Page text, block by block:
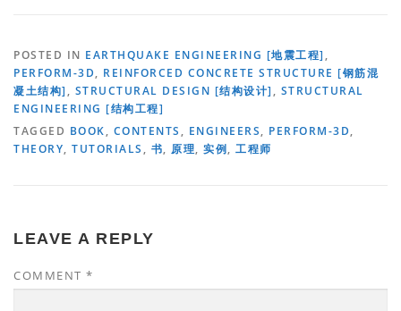
POSTED IN EARTHQUAKE ENGINEERING [地震工程] ,
PERFORM-3D, REINFORCED CONCRETE STRUCTURE [钢筋混
凝土结构] , STRUCTURAL DESIGN [结构设计] , STRUCTURAL
ENGINEERING [结构工程]
TAGGED BOOK, CONTENTS , ENGINEERS, PERFORM-3D,
THEORY, TUTORIALS , 书, 原理, 实例, 工程师
LEAVE A REPLY
COMMENT *